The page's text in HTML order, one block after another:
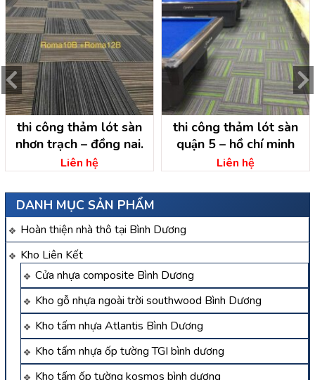
DANH MỤC SẢN PHẨM
Hoàn thiện nhà thô tại Bình Dương
Kho Liên Kết
Cửa nhựa composite Bình Dương
Kho gỗ nhựa ngoài trời southwood Bình Dương
Kho tấm nhựa Atlantis Bình Dương
Kho tấm nhựa ốp tường TGI bình dương
Kho tấm ốp tường kosmos bình dương
thi công thảm lót sàn
nhơn trạch – đồng nai.
Liên hệ
thi công thảm lót sàn
quận 5 – hồ chí minh
Liên hệ